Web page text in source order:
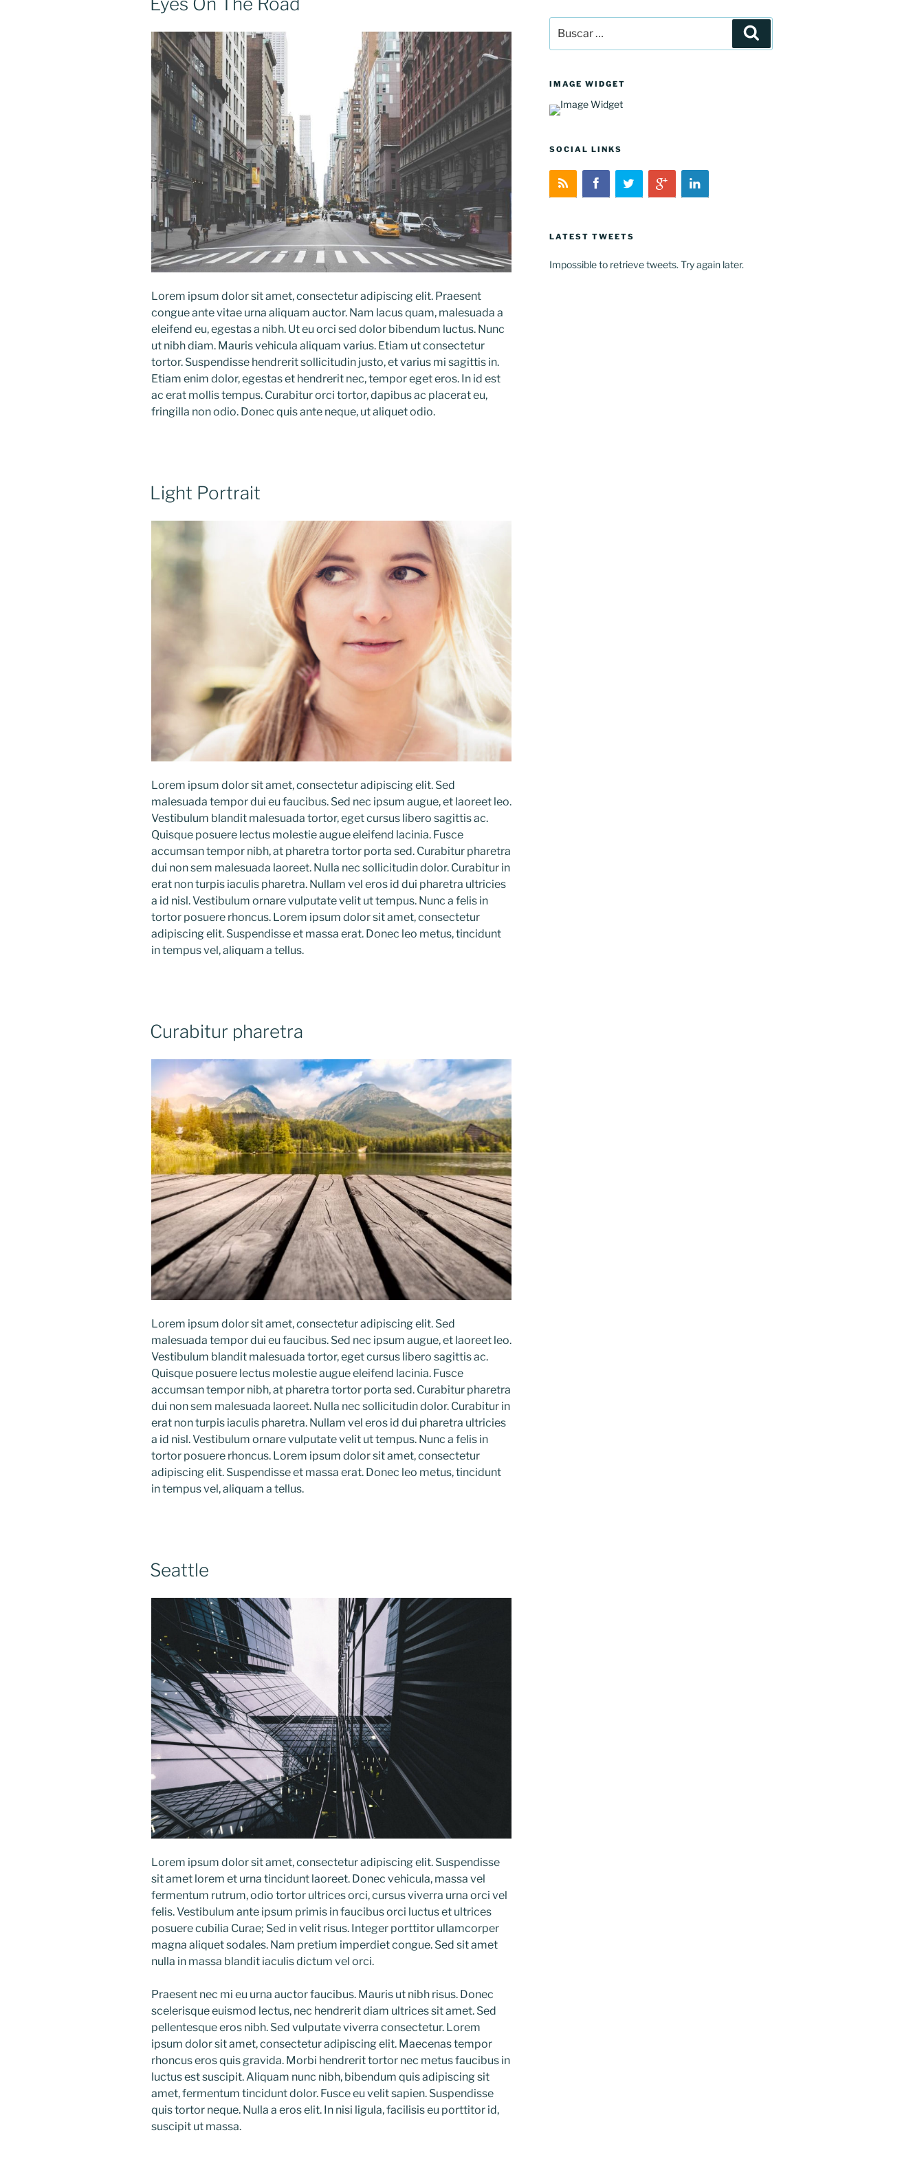
Lorem ipsum dolor sit amet, consectetur adipiscing elit. Praesent
congue ante vitae urna aliquam auctor. Nam lacus quam, malesuada a
eleifend eu, egestas a nibh. Ut eu orci sed dolor bibendum luctus. Nunc
ut nibh diam. Mauris vehicula aliquam varius. Etiam ut consectetur
tortor. Suspendisse hendrerit sollicitudin justo, et varius mi sagittis in.
Etiam enim dolor, egestas et hendrerit nec, tempor eget eros. In id est
ac erat mollis tempus. Curabitur orci tortor, dapibus ac placerat eu,
fringilla non odio. Donec quis ante neque, ut aliquet odio.
Light Portrait
Lorem ipsum dolor sit amet, consectetur adipiscing elit. Sed
malesuada tempor dui eu faucibus. Sed nec ipsum augue, et laoreet leo.
Vestibulum blandit malesuada tortor, eget cursus libero sagittis ac.
Quisque posuere lectus molestie augue eleifend lacinia. Fusce
accumsan tempor nibh, at pharetra tortor porta sed. Curabitur pharetra
dui non sem malesuada laoreet. Nulla nec sollicitudin dolor. Curabitur in
erat non turpis iaculis pharetra. Nullam vel eros id dui pharetra ultricies
a id nisl. Vestibulum ornare vulputate velit ut tempus. Nunc a felis in
tortor posuere rhoncus. Lorem ipsum dolor sit amet, consectetur
adipiscing elit. Suspendisse et massa erat. Donec leo metus, tincidunt
in tempus vel, aliquam a tellus.
Curabitur pharetra
Lorem ipsum dolor sit amet, consectetur adipiscing elit. Sed
malesuada tempor dui eu faucibus. Sed nec ipsum augue, et laoreet leo.
Vestibulum blandit malesuada tortor, eget cursus libero sagittis ac.
Quisque posuere lectus molestie augue eleifend lacinia. Fusce
accumsan tempor nibh, at pharetra tortor porta sed. Curabitur pharetra
dui non sem malesuada laoreet. Nulla nec sollicitudin dolor. Curabitur in
erat non turpis iaculis pharetra. Nullam vel eros id dui pharetra ultricies
a id nisl. Vestibulum ornare vulputate velit ut tempus. Nunc a felis in
tortor posuere rhoncus. Lorem ipsum dolor sit amet, consectetur
adipiscing elit. Suspendisse et massa erat. Donec leo metus, tincidunt
in tempus vel, aliquam a tellus.
Seattle
Lorem ipsum dolor sit amet, consectetur adipiscing elit. Suspendisse
sit amet lorem et urna tincidunt laoreet. Donec vehicula, massa vel
fermentum rutrum, odio tortor ultrices orci, cursus viverra urna orci vel
felis. Vestibulum ante ipsum primis in faucibus orci luctus et ultrices
posuere cubilia Curae; Sed in velit risus. Integer porttitor ullamcorper
magna aliquet sodales. Nam pretium imperdiet congue. Sed sit amet
nulla in massa blandit iaculis dictum vel orci.
Praesent nec mi eu urna auctor faucibus. Mauris ut nibh risus. Donec
scelerisque euismod lectus, nec hendrerit diam ultrices sit amet. Sed
pellentesque eros nibh. Sed vulputate viverra consectetur. Lorem
ipsum dolor sit amet, consectetur adipiscing elit. Maecenas tempor
rhoncus eros quis gravida. Morbi hendrerit tortor nec metus faucibus in
luctus est suscipit. Aliquam nunc nibh, bibendum quis adipiscing sit
amet, fermentum tincidunt dolor. Fusce eu velit sapien. Suspendisse
quis tortor neque. Nulla a eros elit. In nisi ligula, facilisis eu porttitor id,
suscipit ut massa.
por:
IMAGE WIDGET
SOCIAL LINKS
LATEST TWEETS
Impossible to retrieve tweets. Try again later.